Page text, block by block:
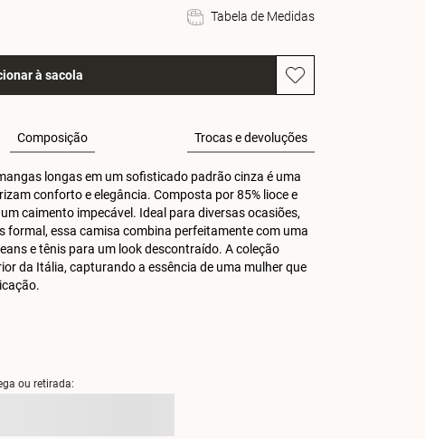
Tabela de Medidas
à sacola
Composição Trocas e devoluções
longas em um sofisticado padrão cinza é uma
conforto e elegância. Composta por 85% lioce e
caimento impecável. Ideal para diversas ocasiões,
formal, essa camisa combina perfeitamente com uma
e tênis para um look descontraído. A coleção
da Itália, capturando a essência de uma mulher que
ou retirada: